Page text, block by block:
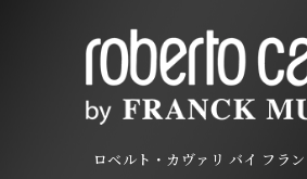
ロベルト・カヴァリ バイ フラ